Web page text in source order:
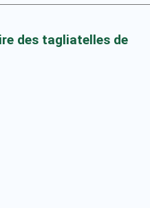
des tagliatelles de